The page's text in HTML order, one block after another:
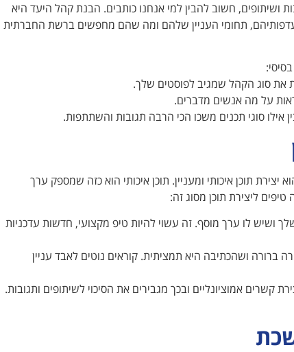
ושיתופים, חשוב להבין למי אנחנו כותבים. הבנת קהל היעד היא
תחומי העניין שלהם ומה שהם מחפשים ברשת החברתית
סוג הקהל שמגיב לפוסטים שלך.
על מה אנשים מדברים.
סוגי תכנים משכו הכי הרבה תגובות והשתתפות.
תוכן איכותי ומעניין. תוכן איכותי הוא כזה שמספק ערך
ליצירת תוכן מסוג זה:
ושיש לו ערך מוסף. זה עשוי להיות טיפ מקצועי, חדשות עדכניות
ברורה ושהכתיבה היא תמציתית. קוראים נוטים לאבד עניין
קשרים אמוציונליים ובכך מגבירים את הסיכוי לשיתופים ותגובות.